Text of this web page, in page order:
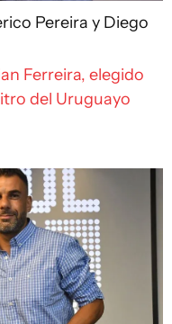
Pereira y Diego
Ferreira, elegido
del Uruguayo